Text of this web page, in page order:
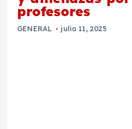
profesores
GENERAL julio 11, 2025